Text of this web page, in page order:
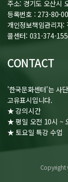
주소: 경기도 오산시
등록번호 : 273-80-
개인정보책임관리
콜센터: 031-374-
CONTACT
'한국문화센터'는 사
고유표시입니다.
★ 강의시간
★ 평일 오전 10시 ~
★ 토요일 특강 수업
Copyright